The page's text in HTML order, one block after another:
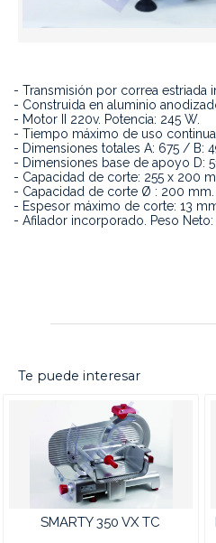
- Transmisión por correa estriada
- Construida en aluminio
- Motor II 220v. Potencia: 245 W.
- Tiempo máximo de uso
- Dimensiones totales A: 675 / B:
- Dimensiones base de apoyo D:
- Capacidad de corte: 255 x 200
- Capacidad de corte Ø : 200 mm.
- Espesor máximo de corte: 13
- Afilador incorporado. Peso Neto:
Te puede interesar
SMARTY 350 VX TC